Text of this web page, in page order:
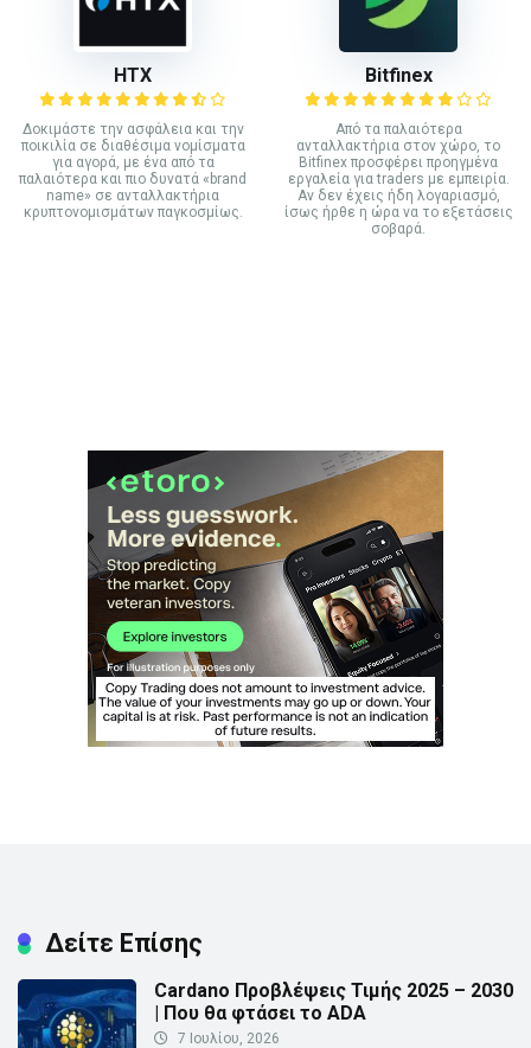
HTX
Δοκιμάστε την ασφάλεια και την
ποικιλία σε διαθέσιμα νομίσματα
για αγορά, με ένα από τα
παλαιότερα και πιο δυνατά «brand
name» σε ανταλλακτήρια
κρυπτονομισμάτων παγκοσμίως.
Bitfinex
Από τα παλαιότερα
ανταλλακτήρια στον χώρο, το
Bitfinex προσφέρει προηγμένα
εργαλεία για traders με εμπειρία.
Αν δεν έχεις ήδη λογαριασμό,
ίσως ήρθε η ώρα να το εξετάσεις
σοβαρά.
Δείτε Επίσης
Cardano Προβλέψεις Τιμής 2025 – 2030
| Που θα φτάσει το ADA
7 Ιουλίου, 2026